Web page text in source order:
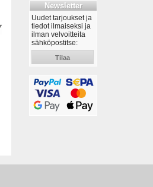
Newsletter
Uudet tarjoukset ja
tiedot ilmaiseksi ja
ilman velvoitteita
sähköpostitse:
Tilaa